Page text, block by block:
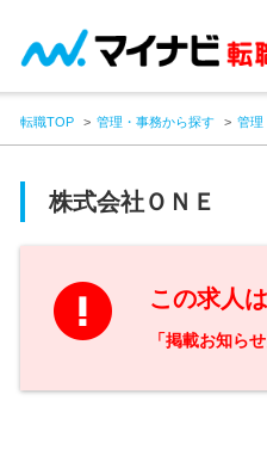
転職TOP 管理・事務から探す 管理
株式会社ＯＮＥ
この求人
「掲載お知ら